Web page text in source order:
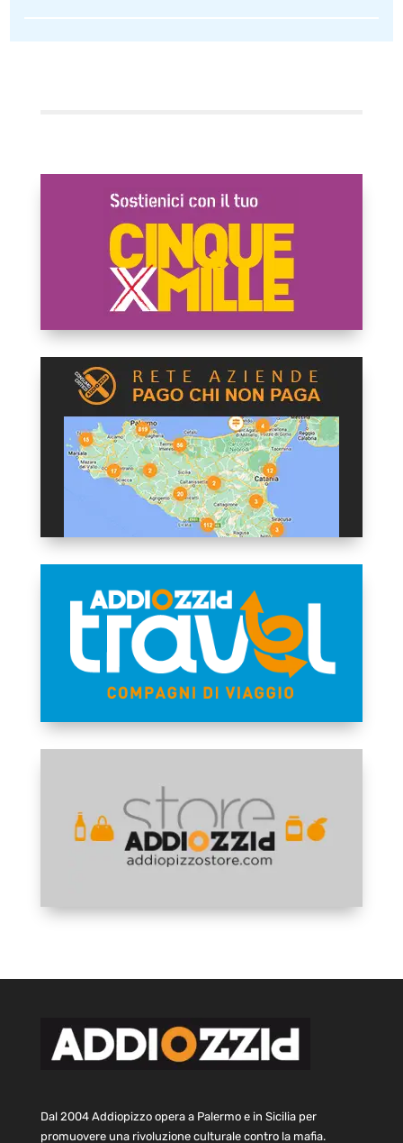
Dal 2004 Addiopizzo opera a Palermo e in Sicilia per
promuovere una rivoluzione culturale contro la mafia.